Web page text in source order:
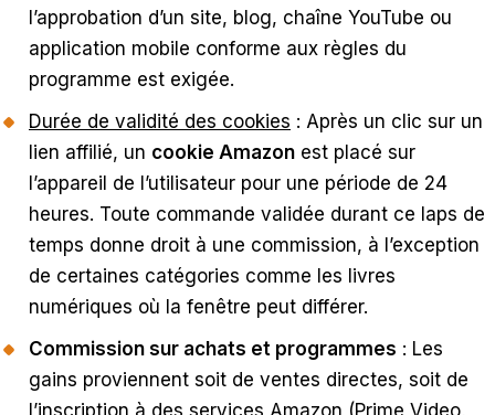
l’approbation d’un site, blog, chaîne YouTube ou
application mobile conforme aux règles du
programme est exigée.
Durée de validité des cookies : Après un clic sur un
lien affilié, un cookie Amazon est placé sur
l’appareil de l’utilisateur pour une période de 24
heures. Toute commande validée durant ce laps de
temps donne droit à une commission, à l’exception
de certaines catégories comme les livres
numériques où la fenêtre peut différer.
Commission sur achats et programmes : Les
gains proviennent soit de ventes directes, soit de